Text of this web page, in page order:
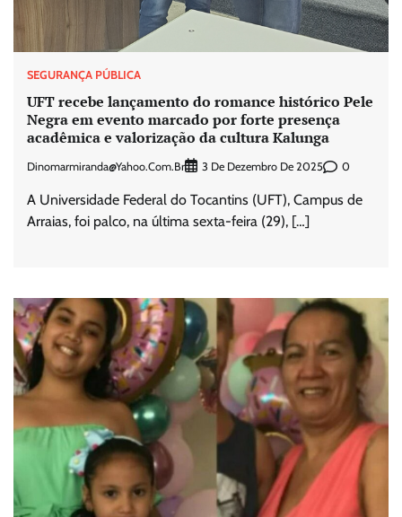
SEGURANÇA PÚBLICA
UFT recebe lançamento do romance histórico Pele
Negra em evento marcado por forte presença
acadêmica e valorização da cultura Kalunga
Dinomarmiranda@yahoo.com.br 3 De Dezembro De 2025 0
A Universidade Federal do Tocantins (UFT), Campus de
Arraias, foi palco, na última sexta-feira (29), […]